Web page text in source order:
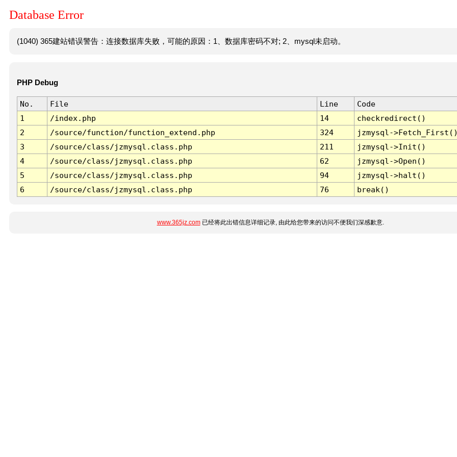
Database Error
(1040) 365建站错误警告：连接数据库失败，可能的原因：1、数据库密码不对; 2、mysql未启动。
PHP Debug
No. File Line
Code
1
/index.php 14
checkredirect()
2
/source/function/function_extend.php 324
jzmysql-
3
/source/class/jzmysql.class.php 211
jzmysql->Init()
4
/source/class/jzmysql.class.php 62
jzmysql->Open()
5
/source/class/jzmysql.class.php 94
jzmysql->halt()
6
/source/class/jzmysql.class.php 76 break()
www.365jz.com已经将此出错信息详细记录, 由此给您带来的访问不便我们深感歉意.